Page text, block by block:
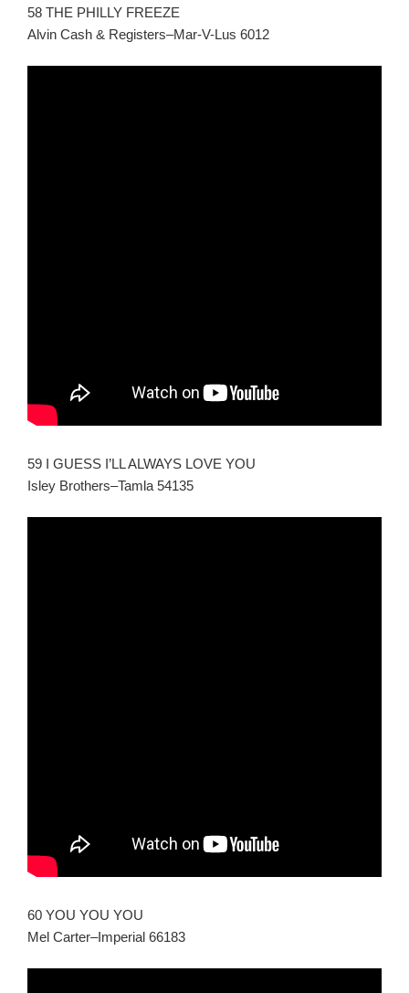
58 THE PHILLY FREEZE
Alvin Cash & Registers–Mar-V-Lus 6012
59 I GUESS I’LL ALWAYS LOVE YOU
Isley Brothers–Tamla 54135
60 YOU YOU YOU
Mel Carter–Imperial 66183